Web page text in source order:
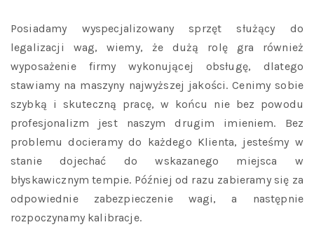
Posiadamy wyspecjalizowany sprzęt służący do
legalizacji wag, wiemy, że dużą rolę gra również
wyposażenie firmy wykonującej obsługę, dlatego
stawiamy na maszyny najwyższej jakości. Cenimy sobie
szybką i skuteczną pracę, w końcu nie bez powodu
profesjonalizm jest naszym drugim imieniem. Bez
problemu docieramy do każdego Klienta, jesteśmy w
stanie dojechać do wskazanego miejsca w
błyskawicznym tempie. Później od razu zabieramy się za
odpowiednie zabezpieczenie wagi, a następnie
rozpoczynamy kalibracje.